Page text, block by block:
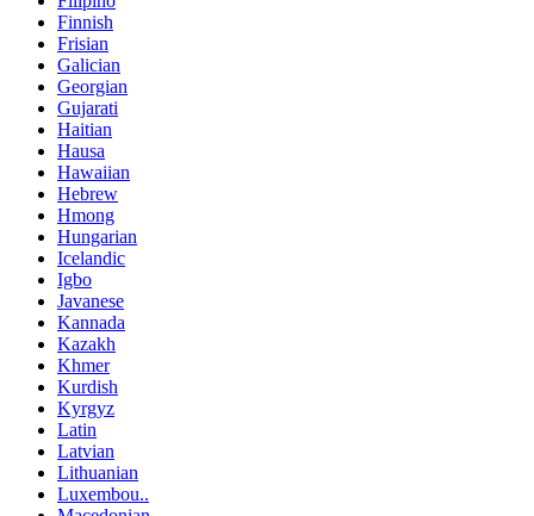
Finnish
Frisian
Galician
Georgian
Gujarati
Haitian
Hausa
Hawaiian
Hebrew
Hmong
Hungarian
Icelandic
Igbo
Javanese
Kannada
Kazakh
Khmer
Kurdish
Kyrgyz
Latin
Latvian
Lithuanian
Luxembou..